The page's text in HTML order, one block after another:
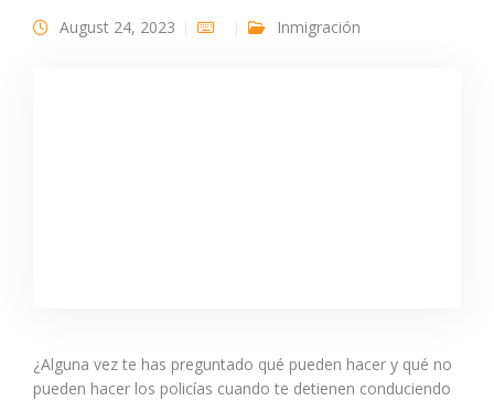
August 24, 2023 Inmigración
¿Alguna vez te has preguntado qué pueden hacer y qué no
pueden hacer los policías cuando te detienen conduciendo